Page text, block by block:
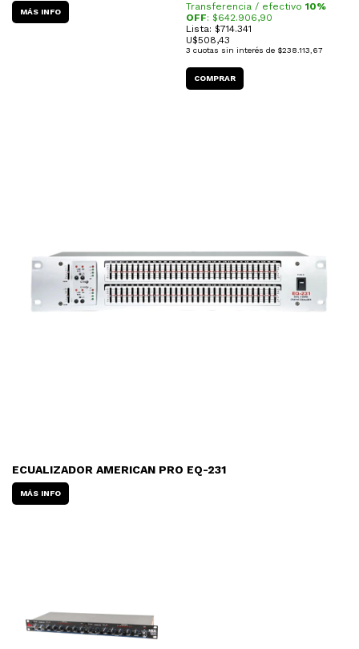
MÁS INFO Transferencia / efectivo 10%
OFF: $642.906,90
Lista: $714.341
U$508,43
3 cuotas sin interés de $238.113,67
ECUALIZADOR AMERICAN PRO EQ-231
MÁS INFO